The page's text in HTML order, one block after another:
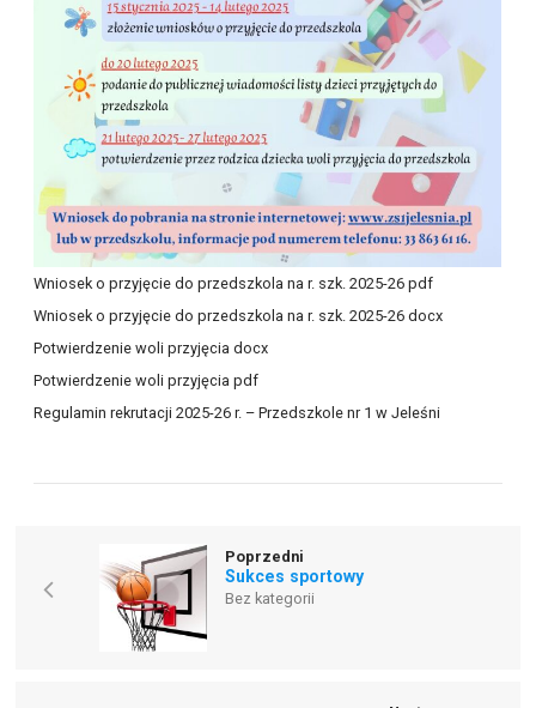
Wniosek o przyjęcie do przedszkola na r. szk. 2025-26 pdf
Wniosek o przyjęcie do przedszkola na r. szk. 2025-26 docx
Potwierdzenie woli przyjęcia docx
Potwierdzenie woli przyjęcia pdf
Regulamin rekrutacji 2025-26 r. – Przedszkole nr 1 w Jeleśni
Poprzedni
Sukces sportowy
Bez kategorii